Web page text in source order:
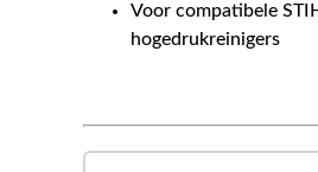
Voor compatibele
hogedrukreinigers